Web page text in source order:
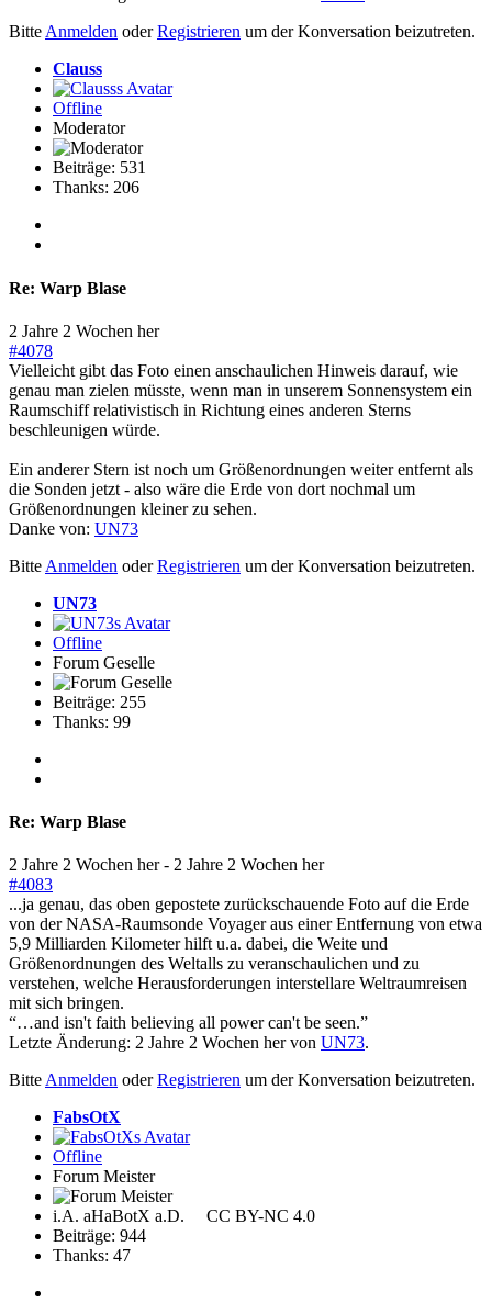
Bitte Anmelden oderRegistrieren um der Konversation beizutreten.
Clauss
Offline
Moderator
Beiträge: 531
Thanks: 206
Re: Warp Blase
2 Jahre 2 Wochen her
#4078
Vielleicht gibt das Foto einen anschaulichen Hinweis darauf, wie
genau man zielen müsste, wenn man in unserem Sonnensystem ein
Raumschiff relativistisch in Richtung eines anderen Sterns
beschleunigen würde.
Ein anderer Stern ist noch um Größenordnungen weiter entfernt als
die Sonden jetzt - also wäre die Erde von dort nochmal um
Größenordnungen kleiner zu sehen.
Danke von: UN73
Bitte Anmelden oderRegistrieren um der Konversation beizutreten.
UN73
Offline
Forum Geselle
Beiträge: 255
Thanks: 99
Re: Warp Blase
2 Jahre 2 Wochen her- 2 Jahre 2 Wochen her
#4083
...ja genau, das oben gepostete zurückschauende Foto auf die Erde
von der NASA-Raumsonde Voyager aus einer Entfernung von etwa
5,9 Milliarden Kilometer hilft u.a. dabei, die Weite und
Größenordnungen des Weltalls zu veranschaulichen und zu
verstehen, welche Herausforderungen interstellare Weltraumreisen
mit sich bringen.
“…and isn't faith believing all power can't be seen.”
Letzte Änderung: 2 Jahre 2 Wochen her von UN73.
BitteAnmelden oderRegistrieren um der Konversation beizutreten.
FabsOtX
Offline
Forum Meister
i.A. aHaBotX a.D. CC BY-NC 4.0
Beiträge: 944
Thanks: 47